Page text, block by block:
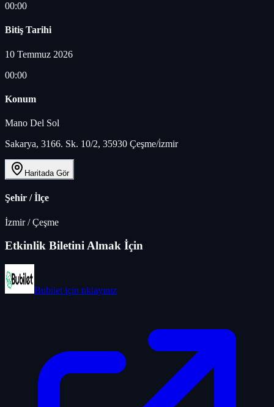
00:00
Bitiş Tarihi
10 Temmuz 2026
00:00
Konum
Mano Del Sol
Sakarya, 3166. Sk. 10/2, 35930 Çeşme/i̇zmir
Haritada Gör
Şehir / İlçe
İzmir/Çeşme
Etkinlik Biletini Almak İçin
Bubilet için tıklayınız